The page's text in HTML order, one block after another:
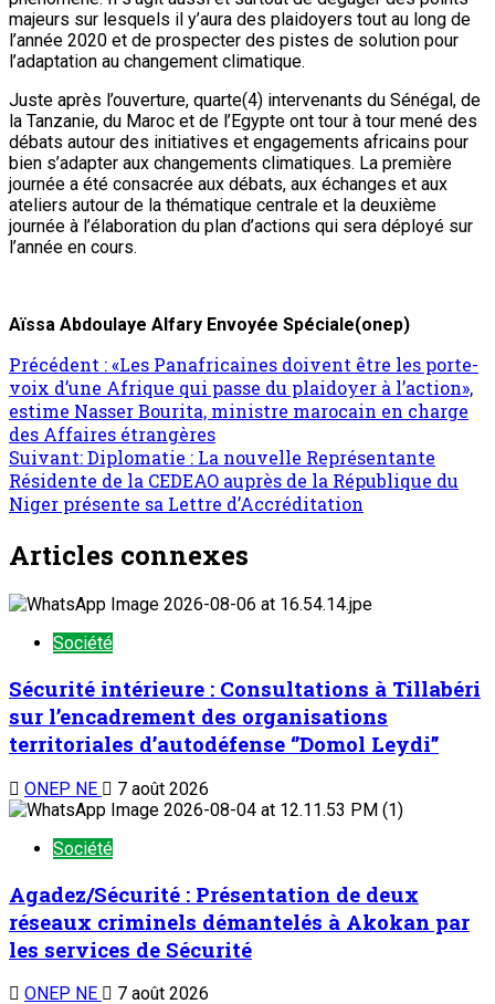
majeurs sur lesquels il y’aura des plaidoyers tout au long de
l’année 2020 et de prospecter des pistes de solution pour
l’adaptation au changement climatique.
Juste après l’ouverture, quarte(4) intervenants du Sénégal, de
la Tanzanie, du Maroc et de l’Egypte ont tour à tour mené des
débats autour des initiatives et engagements africains pour
bien s’adapter aux changements climatiques. La première
journée a été consacrée aux débats, aux échanges et aux
ateliers autour de la thématique centrale et la deuxième
journée à l’élaboration du plan d’actions qui sera déployé sur
l’année en cours.
Aïssa Abdoulaye Alfary Envoyée Spéciale(onep)
Précédent :«Les Panafricaines doivent être les porte-
voix d’une Afrique qui passe du plaidoyer à l’action»,
estime Nasser Bourita, ministre marocain en charge
des Affaires étrangères
Suivant:Diplomatie : La nouvelle Représentante
Résidente de la CEDEAO auprès de la République du
Niger présente sa Lettre d’Accréditation
Articles connexes
Société
Sécurité intérieure : Consultations à Tillabéri
sur l’encadrement des organisations
territoriales d’autodéfense ‘’Domol Leydi’’
ONEP NE 7 août 2026
Société
Agadez/Sécurité : Présentation de deux
réseaux criminels démantelés à Akokan par
les services de Sécurité
ONEP NE 7 août 2026